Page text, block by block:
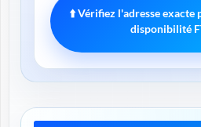
⬆️ Vérifiez l'adresse
disponibilité